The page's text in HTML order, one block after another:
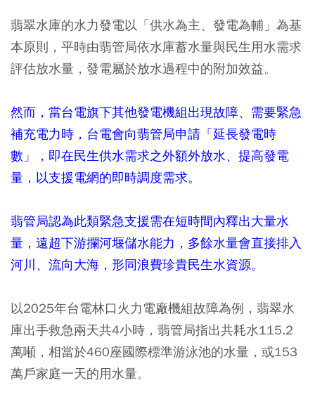
翡翠水庫的水力發電以「供水為主、發電為輔」為基
本原則，平時由翡管局依水庫蓄水量與民生用水需求
評估放水量，發電屬於放水過程中的附加效益。
然而，當台電旗下其他發電機組出現故障、需要緊急
補充電力時，台電會向翡管局申請「延長發電時
數」，即在民生供水需求之外額外放水、提高發電
量，以支援電網的即時調度需求。
翡管局認為此類緊急支援需在短時間內釋出大量水
量，遠超下游攔河堰儲水能力，多餘水量會直接排入
河川、流向大海，形同浪費珍貴民生水資源。
以2025年台電林口火力電廠機組故障為例，翡翠水
庫出手救急兩天共4小時，翡管局指出共耗水115.2
萬噸，相當於460座國際標準游泳池的水量，或153
萬戶家庭一天的用水量。